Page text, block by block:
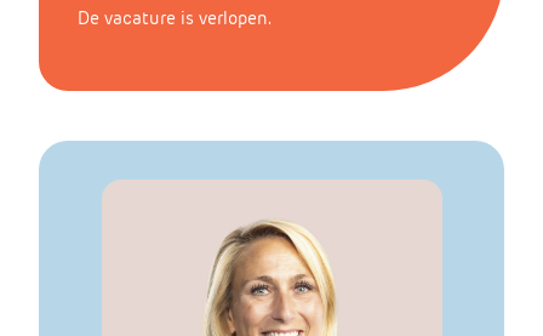
De vacature is verlopen.